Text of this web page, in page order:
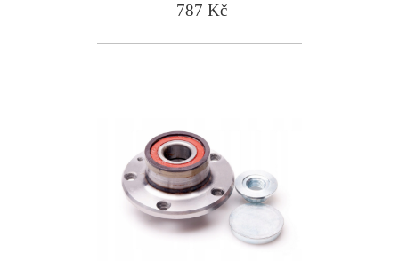
787 Kč